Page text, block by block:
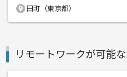
PdMの
ご経験と
田町（東京都）
リモートワークが可能